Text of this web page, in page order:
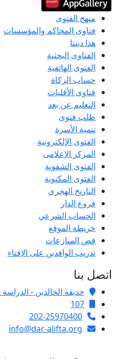
منهج الفتوى
فتاوى المحاكم والمؤسسات
هذا ديننا
الفتاوى البحثية
الفتوى الهاتفية
حساب الزكاة
فتاوى الأقليات
التعليم عن بعد
طلب فتوى
تنمية الأسرة
الفتوى الإلكترونية
المركز الإعلامى
الفتوى الشفوية
الفتوى المكتوبة
التاريخ الهجري
فروع الدار
الحساب الشرعي
خريطة الموقع
فض المنازعات
تدريب الوافدين على الإفتاء
اتصل بنا
حديقة الخالدين - الدراسة -
107
202-25970400
info@dar-alifta.org